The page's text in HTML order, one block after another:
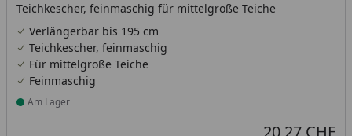
Teichkescher, feinmaschig für mittelgroße Teiche
Verlängerbar bis 195 cm
Teichkescher, feinmaschig
Für mittelgroße Teiche
Feinmaschig
Produkt am Lager
Am Lager
Aktueller Preis
20,27 CHF